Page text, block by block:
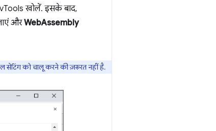
खोलें. इसके बाद,
औरWebAssembly
सेटिंग को चालू करने की ज़रूरत नहीं है.